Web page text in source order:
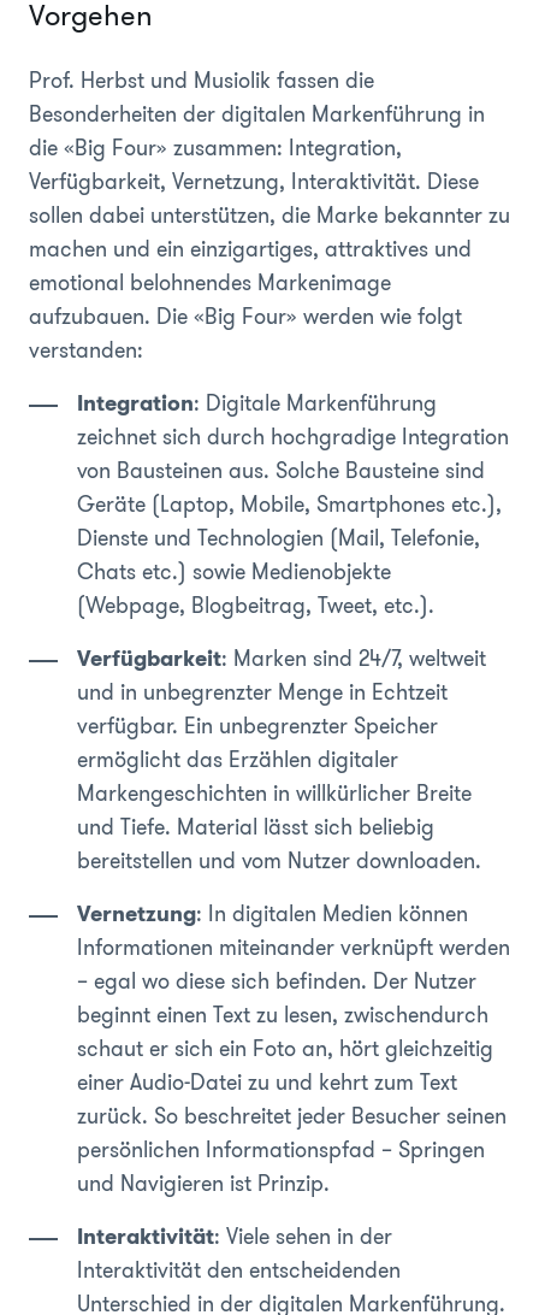
Vorgehen
Prof. Herbst und Musiolik fassen die
Besonderheiten der digitalen Markenführung in
die «Big Four» zusammen: Integration,
Verfügbarkeit, Vernetzung, Interaktivität. Diese
sollen dabei unterstützen, die Marke bekannter zu
machen und ein einzigartiges, attraktives und
emotional belohnendes Markenimage
aufzubauen. Die «Big Four» werden wie folgt
verstanden:
Integration: Digitale Markenführung
zeichnet sich durch hochgradige Integration
von Bausteinen aus. Solche Bausteine sind
Geräte (Laptop, Mobile, Smartphones etc.),
Dienste und Technologien (Mail, Telefonie,
Chats etc.) sowie Medienobjekte
(Webpage, Blogbeitrag, Tweet, etc.).
Verfügbarkeit: Marken sind 24/7, weltweit
und in unbegrenzter Menge in Echtzeit
verfügbar. Ein unbegrenzter Speicher
ermöglicht das Erzählen digitaler
Markengeschichten in willkürlicher Breite
und Tiefe. Material lässt sich beliebig
bereitstellen und vom Nutzer downloaden.
Vernetzung: In digitalen Medien können
Informationen miteinander verknüpft werden
– egal wo diese sich befinden. Der Nutzer
beginnt einen Text zu lesen, zwischendurch
schaut er sich ein Foto an, hört gleichzeitig
einer Audio-Datei zu und kehrt zum Text
zurück. So beschreitet jeder Besucher seinen
persönlichen Informationspfad – Springen
und Navigieren ist Prinzip.
Interaktivität: Viele sehen in der
Interaktivität den entscheidenden
Unterschied in der digitalen Markenführung.